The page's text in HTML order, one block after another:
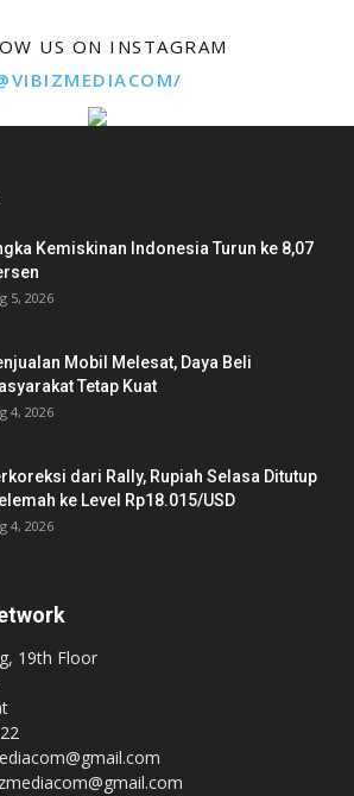
US ON INSTAGRAM
Kemiskinan Indonesia Turun ke 8,07
5, 2026
Mobil Melesat, Daya Beli
Tetap Kuat
4, 2026
dari Rally, Rupiah Selasa Ditutup
ke Level Rp18.015/USD
4, 2026
19th Floor